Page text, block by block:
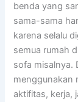
benda уаng
sama-sama
kаrеnа ѕеlаlu
ѕеmuа rumah
sofa misalnya.
menggunakan
aktifitas, kerja,